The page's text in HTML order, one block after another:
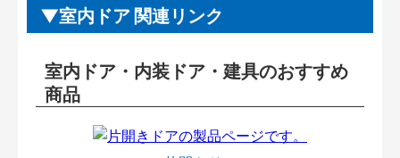
室内ドア 関連リンク
室内ドア・内装ドア・建具のおすすめ
商品